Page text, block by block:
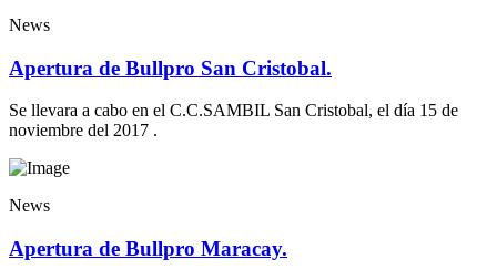
News
Apertura de Bullpro San Cristobal.
Se llevara a cabo en el C.C.SAMBIL San Cristobal, el día 15 de
noviembre del 2017 .
News
Apertura de Bullpro Maracay.